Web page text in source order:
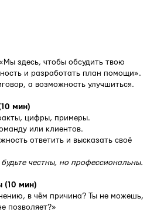
здесь, чтобы обсудить твою
и разработать план помощи».
а возможность улучшиться.
мин)
цифры, примеры.
или клиентов.
ответить и высказать своё
честны, но профессиональны.
(10 мин)
в чём причина? Ты не можешь,
позволяет?»